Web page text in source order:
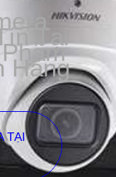
Tại
Hãng
TẠI